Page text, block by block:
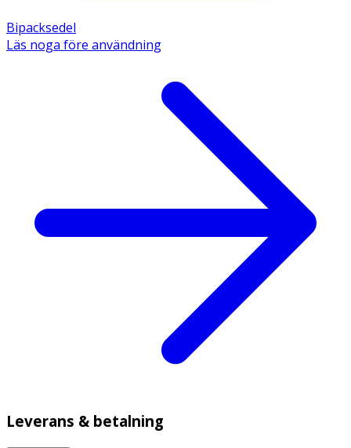
Bipacksedel
Läs noga före användning
Leverans & betalning